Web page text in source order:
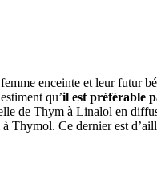
enceinte et leur futur
qu’il est préférable
de Thym à Linalol en
Ce dernier est